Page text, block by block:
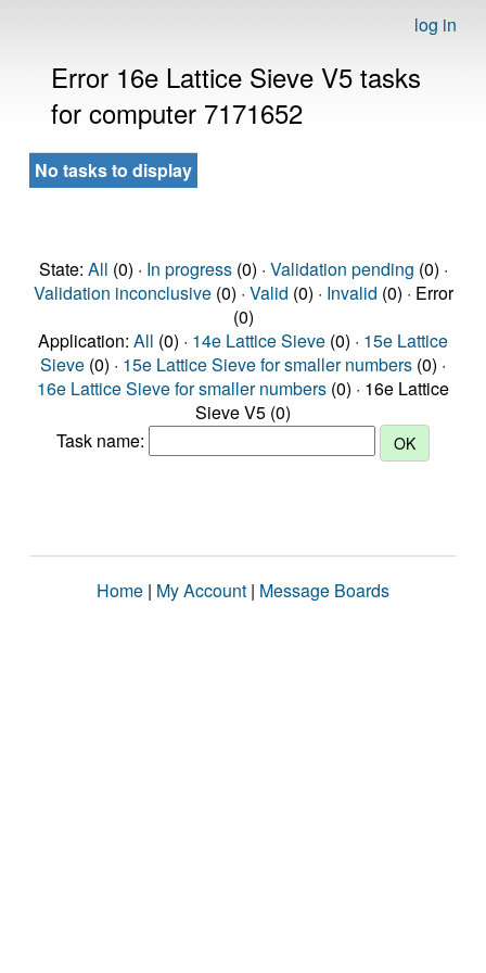
log in
Error 16e Lattice Sieve V5 tasks
for computer 7171652
No tasks to display
State: All (0) · In progress(0) · Validation pending (0) ·
Validation inconclusive(0) · Valid (0) · Invalid (0) · Error
(0)
Application: All (0) · 14e Lattice Sieve (0) · 15e Lattice
Sieve (0) · 15e Lattice Sieve for smaller numbers (0) ·
16e Lattice Sieve for smaller numbers (0) · 16e Lattice
Sieve V5 (0)
Task name:
Home | My Account | Message Boards